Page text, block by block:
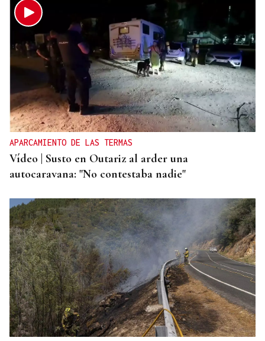
APARCAMIENTO DE LAS TERMAS
Vídeo | Susto en Outariz al arder una
autocaravana: "No contestaba nadie"